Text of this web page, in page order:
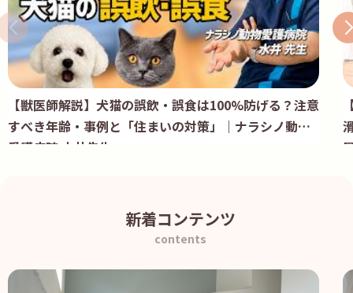
【獣医師解説】犬猫の誤飲・誤食は100%防げる？注意
すべき年齢・事例と「住まいの対策」｜ナラシノ動物
愛護病院 水井先生
新着コンテンツ
contents